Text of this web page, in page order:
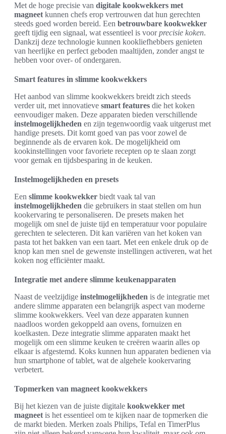
Met de hoge precisie van digitale kookwekkers met
magneet kunnen chefs erop vertrouwen dat hun gerechten
steeds goed worden bereid. Een betrouwbare kookwekker
geeft tijdig een signaal, wat essentieel is voorprecisie koken.
Dankzij deze technologie kunnen kookliefhebbers genieten
van heerlijke en perfect geboden maaltijden, zonder angst te
hebben voor over- of ondergaren.
Smart features in slimme kookwekkers
Het aanbod van slimme kookwekkers breidt zich steeds
verder uit, met innovatieve smart features die het koken
eenvoudiger maken. Deze apparaten bieden verschillende
instelmogelijkheden en zijn tegenwoordig vaak uitgerust met
handige presets. Dit komt goed van pas voor zowel de
beginnende als de ervaren kok. De mogelijkheid om
kookinstellingen voor favoriete recepten op te slaan zorgt
voor gemak en tijdsbesparing in de keuken.
Instelmogelijkheden en presets
Een slimme kookwekker biedt vaak tal van
instelmogelijkheden die gebruikers in staat stellen om hun
kookervaring te personaliseren. De presets maken het
mogelijk om snel de juiste tijd en temperatuur voor populaire
gerechten te selecteren. Dit kan variëren van het koken van
pasta tot het bakken van een taart. Met een enkele druk op de
knop kan men snel de gewenste instellingen activeren, wat het
koken nog efficiënter maakt.
Integratie met andere slimme keukenapparaten
Naast de veelzijdige instelmogelijkheden is de integratie met
andere slimme apparaten een belangrijk aspect van moderne
slimme kookwekkers. Veel van deze apparaten kunnen
naadloos worden gekoppeld aan ovens, fornuizen en
koelkasten. Deze integratie slimme apparaten maakt het
mogelijk om een slimme keuken te creëren waarin alles op
elkaar is afgestemd. Koks kunnen hun apparaten bedienen via
hun smartphone of tablet, wat de algehele kookervaring
verbetert.
Topmerken van magneet kookwekkers
Bij het kiezen van de juiste digitale kookwekker met
magneet is het essentieel om te kijken naar de topmerken die
de markt bieden. Merken zoals Philips, Tefal en TimerPlus